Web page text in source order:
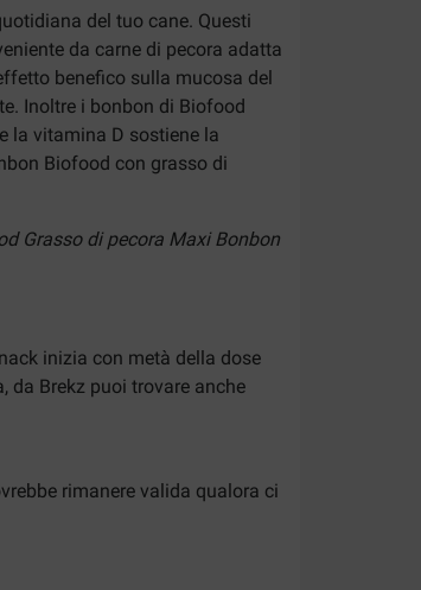
del tuo cane. Questi
da carne di pecora adatta
benefico sulla mucosa del
Inoltre i bonbon di Biofood
la vitamina D sostiene la
Biofood con grasso di
Grasso di pecora Maxi Bonbon
inizia con metà della dose
da Brekz puoi trovare anche
rimanere valida qualora ci